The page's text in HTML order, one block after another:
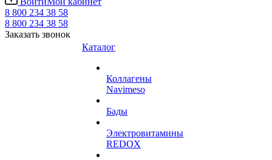
8 800 234 38 58
8 800 234 38 58
Заказать звонок
Каталог
Коллагены
Navimeso
Бады
Электровитамины
REDOX